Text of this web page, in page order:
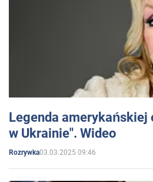
Legenda amerykańskiej
w Ukrainie". Wideo
Rozrywka03.03.2025 09:46